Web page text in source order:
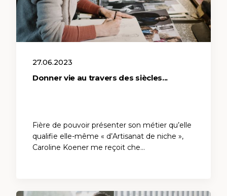
27.06.2023
Donner vie au travers des siècles...
Fière de pouvoir présenter son métier qu’elle
qualifie elle-même « d’Artisanat de niche »,
Caroline Koener me reçoit che…